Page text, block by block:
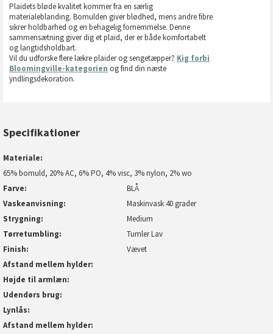
Plaidets bløde kvalitet kommer fra en særlig
materialeblanding. Bomulden giver blødhed, mens andre fibre
sikrer holdbarhed og en behagelig fornemmelse. Denne
sammensætning giver dig et plaid, der er både komfortabelt
og langtidsholdbart.
Vil du udforske flere lækre plaider og sengetæpper? Kig forbi
Bloomingville-kategorien og find din næste
yndlingsdekoration.
Specifikationer
Materiale
65% bomuld, 20% AC, 6% PO, 4% visc, 3% nylon, 2% wo
Farve
BLÅ
Vaskeanvisning
Maskinvask 40 grader
Strygning
Medium
Tørretumbling
Tumler Lav
Finish
Vævet
Afstand mellem hylder
Højde til armlæn
Udendørs brug
Lynlås
Afstand mellem hylder